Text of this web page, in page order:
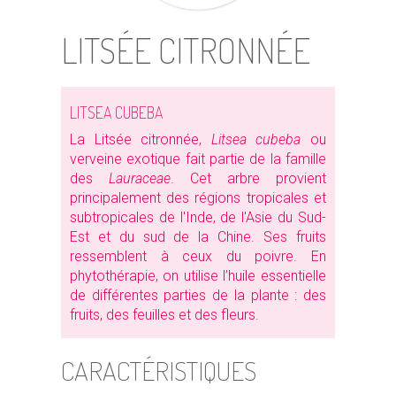
LITSÉE CITRONNÉE
LITSEA CUBEBA
La Litsée citronnée, Litsea cubeba ou
verveine exotique fait partie de la famille
des Lauraceae. Cet arbre provient
principalement des régions tropicales et
subtropicales de l'Inde, de l'Asie du Sud-
Est et du sud de la Chine. Ses fruits
ressemblent à ceux du poivre. En
phytothérapie, on utilise l’huile essentielle
de différentes parties de la plante : des
fruits, des feuilles et des fleurs.
CARACTÉRISTIQUES